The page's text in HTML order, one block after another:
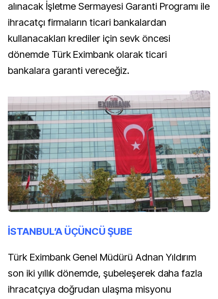
alınacak İşletme Sermayesi Garanti Programı ile
ihracatçı firmaların ticari bankalardan
kullanacakları krediler için sevk öncesi
dönemde Türk Eximbank olarak ticari
bankalara garantivereceğiz.
İSTANBUL’A ÜÇÜNCÜ ŞUBE
Türk Eximbank Genel Müdürü Adnan Yıldırım
son iki yıllık dönemde, şubeleşerek daha fazla
ihracatçıya doğrudan ulaşma misyonu